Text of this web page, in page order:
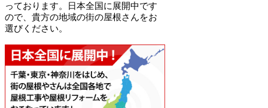
っております。日本全国に展開中です
ので、貴方の地域の街の屋根さんをお
選びください。